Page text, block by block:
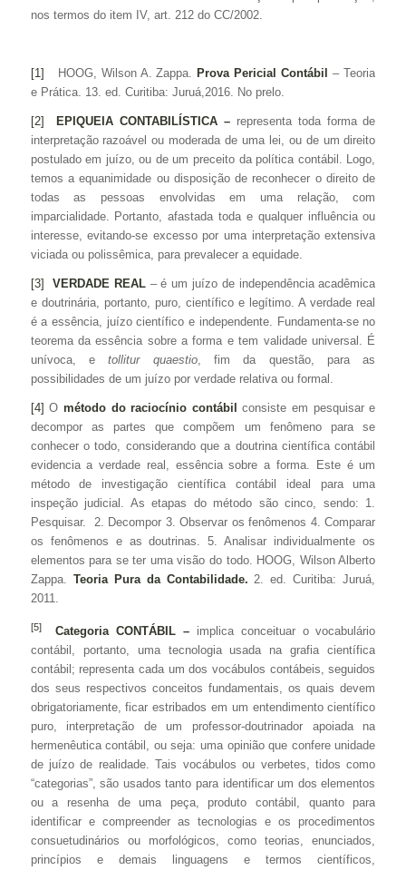
nos termos do item IV, art. 212 do CC/2002.
[1] HOOG, Wilson A. Zappa.Prova Pericial Contábil– Teoria
e Prática. 13. ed. Curitiba: Juruá,2016. No prelo.
[2] EPIQUEIA CONTABILÍSTICA – representa toda forma de
interpretação razoável ou moderada de uma lei, ou de um direito
postulado em juízo, ou de um preceito da política contábil. Logo,
temos a equanimidade ou disposição de reconhecer o direito de
todas as pessoas envolvidas em uma relação, com
imparcialidade. Portanto, afastada toda e qualquer influência ou
interesse, evitando-se excesso por uma interpretação extensiva
viciada ou polissêmica, para prevalecer a equidade.
[3] VERDADE REAL– é um juízo de independência acadêmica
e doutrinária, portanto, puro, científico e legítimo. A verdade real
é a essência, juízo científico e independente. Fundamenta-se no
teorema da essência sobre a forma e tem validade universal. É
unívoca, etollitur quaestio, fim da questão, para as
possibilidades de um juízo por verdade relativa ou formal.
[4] O método do raciocínio contábil
consiste em pesquisar e
decompor as partes que compõem um fenômeno para se
conhecer o todo, considerando que a doutrina científica contábil
evidencia a verdade real, essência sobre a forma. Este é um
método de investigação científica contábil ideal para uma
inspeção judicial. As etapas do método são cinco, sendo: 1.
Pesquisar. 2. Decompor 3. Observar os fenômenos 4. Comparar
os fenômenos e as doutrinas. 5. Analisar individualmente os
elementos para se ter uma visão do todo. HOOG, Wilson Alberto
Zappa. Teoria Pura da Contabilidade. 2. ed. Curitiba: Juruá,
2011.
[5] Categoria CONTÁBIL – implica conceituar o vocabulário
contábil, portanto, uma tecnologia usada na grafia científica
contábil; representa cada um dos vocábulos contábeis, seguidos
dos seus respectivos conceitos fundamentais, os quais devem
obrigatoriamente, ficar estribados em um entendimento científico
puro, interpretação de um professor-doutrinador apoiada na
hermenêutica contábil, ou seja: uma opinião que confere unidade
de juízo de realidade. Tais vocábulos ou verbetes, tidos como
“categorias”, são usados tanto para identificar um dos elementos
ou a resenha de uma peça, produto contábil, quanto para
identificar e compreender as tecnologias e os procedimentos
consuetudinários ou morfológicos, como teorias, enunciados,
princípios e demais linguagens e termos científicos,